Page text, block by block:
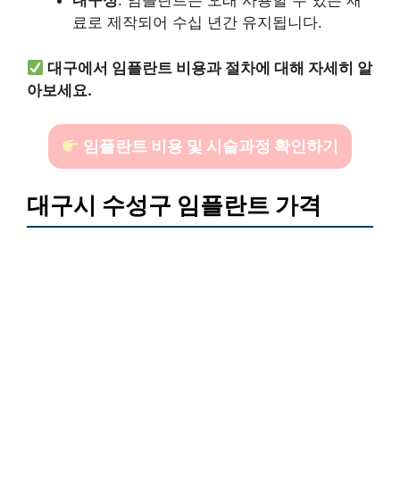
료로 제작되어 수십 년간 유지됩니다.
대구에서 임플란트 비용과 절차에 대해 자세히 알
아보세요.
임플란트 비용 및 시술과정 확인하기
대구시 수성구 임플란트 가격